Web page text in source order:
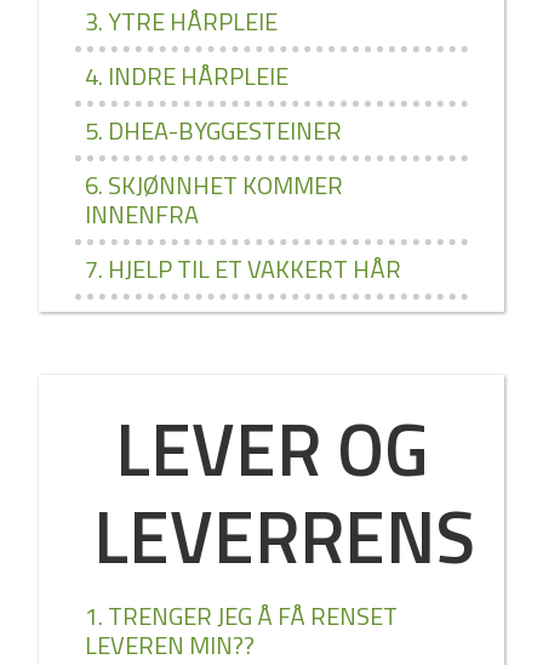
3. YTRE HÅRPLEIE
4. INDRE HÅRPLEIE
5. DHEA­-BYGGESTEINER
6. SKJØNNHET KOMMER
INNENFRA
7. HJELP TIL ET VAKKERT HÅR
LEVER OG
LEVERRENS
1. TRENGER JEG Å FÅ RENSET
LEVEREN MIN??